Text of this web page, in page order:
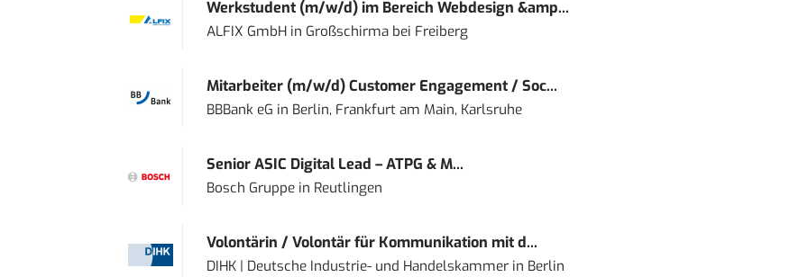
Werkstudent (m/w/d) im Bereich Webdesign &amp...
ALFIX GmbHin Großschirma bei Freiberg
Mitarbeiter (m/w/d) Customer Engagement / Soc...
BBBank eG in Berlin, Frankfurt am Main, Karlsruhe
Senior ASIC Digital Lead – ATPG & M...
Bosch Gruppein Reutlingen
Volontärin / Volontär für Kommunikation mit d...
DIHK | Deutsche Industrie- und Handelskammerin Berlin